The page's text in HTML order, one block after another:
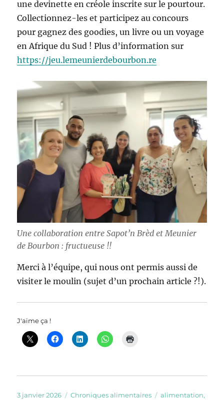
une devinette en créole inscrite sur le pourtour.
Collectionnez-les et participez au concours
pour gagnez des goodies, un livre ou un voyage
en Afrique du Sud ! Plus d’information sur
https://jeu.lemeunierdebourbon.re
Une collaboration entre Sapot’n Brèd et Meunier
de Bourbon : fructueuse !!
Merci à l’équipe, qui nous ont permis aussi de
visiter le moulin (sujet d’un prochain article ?!).
J'aime ça !
Publié
3 janvier 2026 Catégories
Chroniques alimentaires Étiquettes
alimentation,